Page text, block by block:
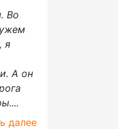
Во
я
А он
далее